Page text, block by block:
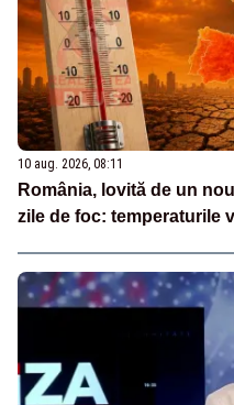
10 aug. 2026, 08:11
România, lovită de un
zile de foc: temperaturile